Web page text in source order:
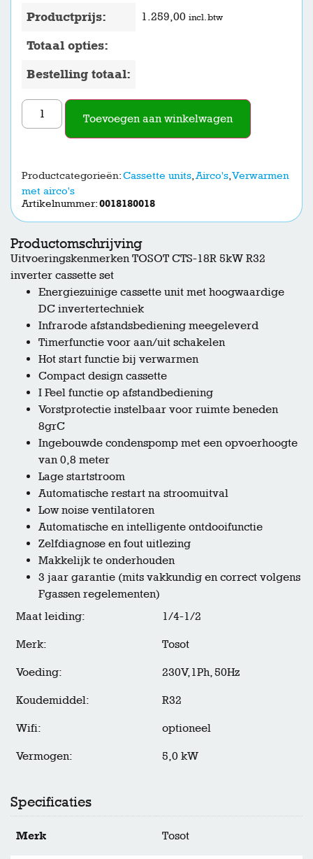
Productprijs: 1.259,00 incl. btw
Totaal opties:
Bestelling totaal:
Toevoegen aan winkelwagen
Productcategorieën:Cassette units,Airco's,Verwarmen
met airco's
Artikelnummer:0018180018
Productomschrijving
Uitvoeringskenmerken TOSOT CTS-18R 5kW R32
inverter cassette set
Energiezuinige cassette unit met hoogwaardige
DC invertertechniek
Infrarode afstandsbediening meegeleverd
Timerfunctie voor aan/uit schakelen
Hot start functie bij verwarmen
Compact design cassette
I Feel functie op afstandbediening
Vorstprotectie instelbaar voor ruimte beneden
8grC
Ingebouwde condenspomp met een opvoerhoogte
van 0,8 meter
Lage startstroom
Automatische restart na stroomuitval
Low noise ventilatoren
Automatische en intelligente ontdooifunctie
Zelfdiagnose en fout uitlezing
Makkelijk te onderhouden
3 jaar garantie (mits vakkundig en correct volgens
Fgassen regelementen)
Maat leiding:
1/4-1/2
Merk: Tosot
Voeding: 230V,1Ph, 50Hz
Koudemiddel: R32
Wifi: optioneel
Vermogen: 5,0 kW
Specificaties
Merk Tosot